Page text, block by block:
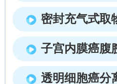
密封充气式取
子宫内膜癌腹
透明细胞癌分